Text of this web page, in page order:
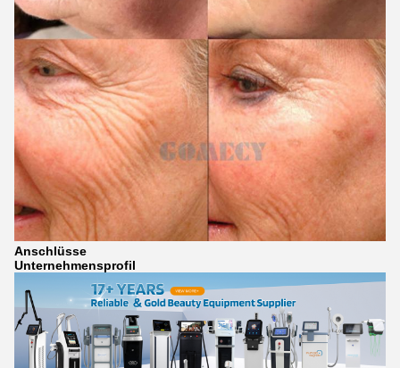
Anschlüsse
Unternehmensprofil